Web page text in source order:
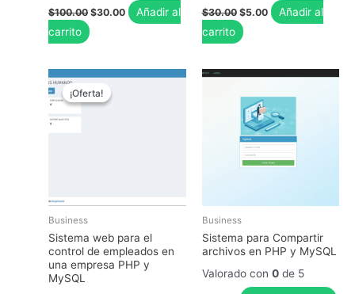
$100.00 El
precio
$30.00 El
precio
Añadir al
carrito
$30.00 El
precio
original
era:
$5.00El
precio
Añadir al
carrito
¡Oferta!
¡Oferta!
Business
Sistema web para el
control de empleados en
una empresa PHP y
MySQL
Business
Sistema para Compartir
archivos en PHP y MySQL
Valorado con 0de 5